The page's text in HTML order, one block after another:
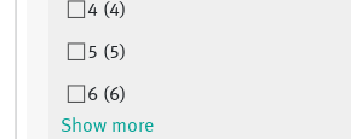
4 (4)
5 (5)
6 (6)
Show more